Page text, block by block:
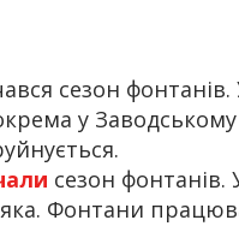
сезон
у
сезон
Фонтани